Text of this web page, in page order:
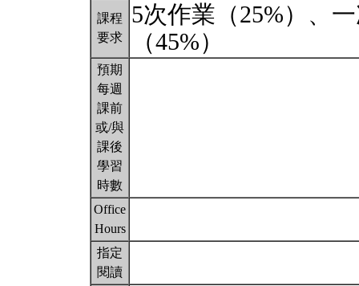
課程
要求
5次作業（25%）、
（45%）
預期
每週
課前
或/與
課後
學習
時數
Office
Hours
指定
閱讀